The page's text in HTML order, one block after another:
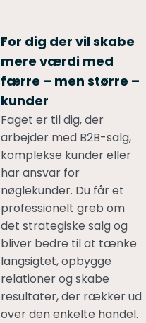
For dig der vil skabe
mere værdi med
færre – men større –
kunder
Faget er til dig, der
arbejder med B2B-salg,
komplekse kunder eller
har ansvar for
nøglekunder. Du får et
professionelt greb om
det strategiske salg og
bliver bedre til at tænke
langsigtet, opbygge
relationer og skabe
resultater, der rækker ud
over den enkelte handel.